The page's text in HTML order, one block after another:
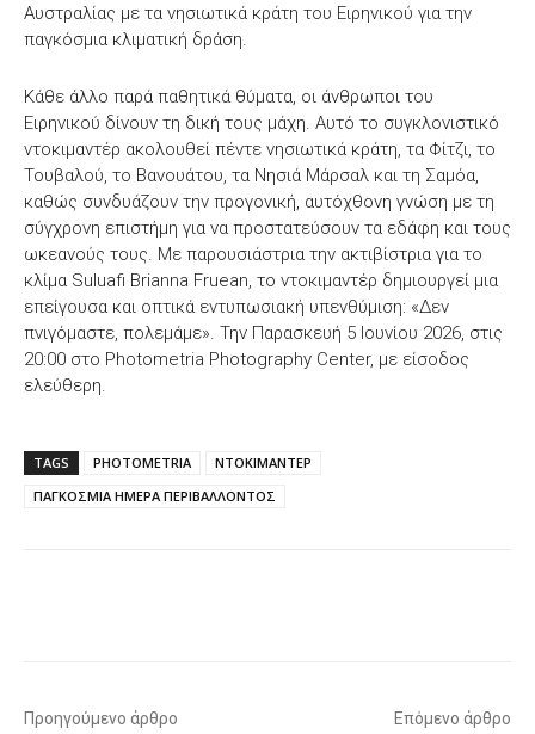
Αυστραλίας με τα νησιωτικά κράτη του Ειρηνικού για την
παγκόσμια κλιματική δράση.
Κάθε άλλο παρά παθητικά θύματα, οι άνθρωποι του
Ειρηνικού δίνουν τη δική τους μάχη. Αυτό το συγκλονιστικό
ντοκιμαντέρ ακολουθεί πέντε νησιωτικά κράτη, τα Φίτζι, το
Τουβαλού, το Βανουάτου, τα Νησιά Μάρσαλ και τη Σαμόα,
καθώς συνδυάζουν την προγονική, αυτόχθονη γνώση με τη
σύγχρονη επιστήμη για να προστατεύσουν τα εδάφη και τους
ωκεανούς τους. Με παρουσιάστρια την ακτιβίστρια για το
κλίμα Suluafi Brianna Fruean, το ντοκιμαντέρ δημιουργεί μια
επείγουσα και οπτικά εντυπωσιακή υπενθύμιση: «Δεν
πνιγόμαστε, πολεμάμε». Την Παρασκευή 5 Ιουνίου 2026, στις
20:00 στο Photometria Photography Center, με είσοδος
ελεύθερη.
TAGS PHOTOMETRIA
ΝΤΟΚΙΜΑΝΤΕΡ
ΠΑΓΚΟΣΜΙΑ ΗΜΕΡΑ ΠΕΡΙΒΑΛΛΟΝΤΟΣ
Προηγούμενο άρθρο
Επόμενο άρθρο